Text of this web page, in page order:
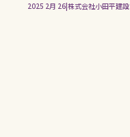
2025 2月 26|株式会社小田平建設